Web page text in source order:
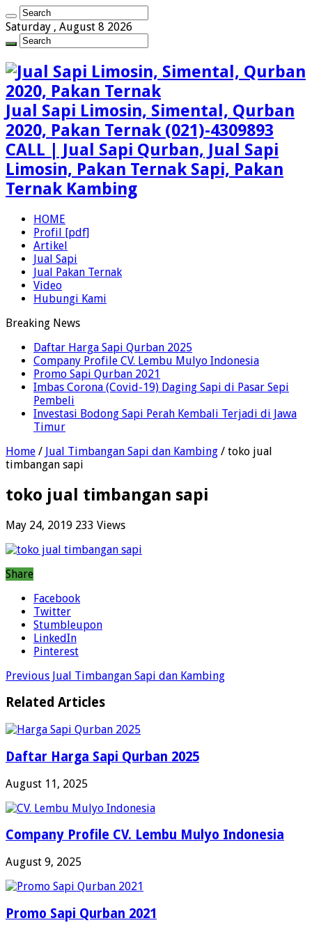
Saturday , August 8 2026
Jual Sapi Limosin, Simental, Qurban
2020, Pakan Ternak (021)-4309893
CALL | Jual Sapi Qurban, Jual Sapi
Limosin, Pakan Ternak Sapi, Pakan
Ternak Kambing
HOME
Profil [pdf]
Artikel
Jual Sapi
Jual Pakan Ternak
Video
Hubungi Kami
Breaking News
Daftar Harga Sapi Qurban 2025
Company Profile CV. Lembu Mulyo Indonesia
Promo Sapi Qurban 2021
Imbas Corona (Covid-19) Daging Sapi di Pasar Sepi
Pembeli
Investasi Bodong Sapi Perah Kembali Terjadi di Jawa
Timur
Home / Jual Timbangan Sapi dan Kambing / toko jual
timbangan sapi
toko jual timbangan sapi
May 24, 2019 233 Views
Share
Facebook
Twitter
Stumbleupon
LinkedIn
Pinterest
Previous Jual Timbangan Sapi dan Kambing
Related Articles
Daftar Harga Sapi Qurban 2025
August 11, 2025
Company Profile CV. Lembu Mulyo Indonesia
August 9, 2025
Promo Sapi Qurban 2021